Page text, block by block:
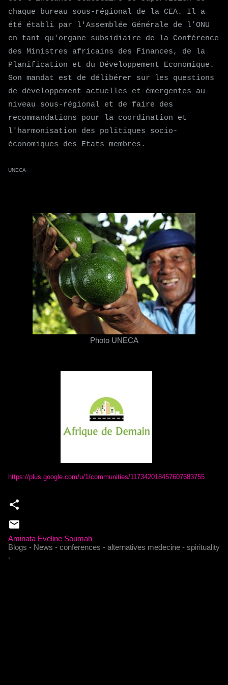
chaque bureau sous-régional de la CEA. Il a
été établi par l'Assemblée Générale de l’ONU
en tant qu'organe subsidiaire de la Conférence
des Ministres africains des Finances, de la
Planification et du Développement Economique.
Son mandat est de délibérer sur les questions
de développement actuelles et émergentes au
niveau sous-régional et de faire des
recommandations pour la coordination et
l'harmonisation des politiques socio-
économiques des Etats membres.
UNECA
Photo UNECA
https://plus.google.com/u/1/communities/117342018457607683755
Aminata Eveline Soumah
Blogs - News - conferences - alternatives medecine - spirituality
.